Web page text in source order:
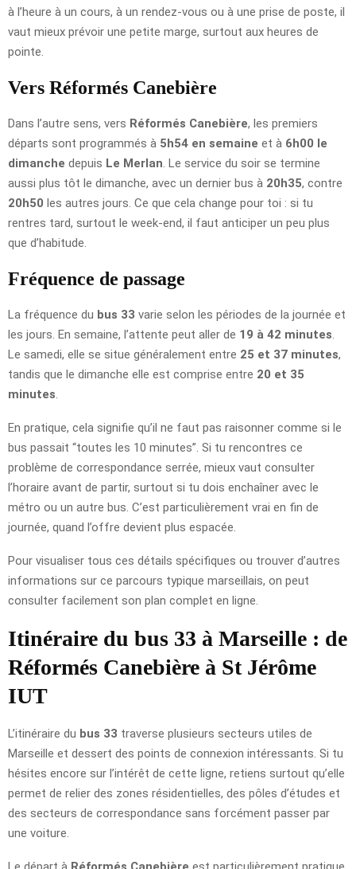
à l’heure à un cours, à un rendez-vous ou à une prise de poste, il
vaut mieux prévoir une petite marge, surtout aux heures de
pointe.
Vers Réformés Canebière
Dans l’autre sens, vers Réformés Canebière, les premiers
départs sont programmés à 5h54 en semaine et à 6h00 le
dimanche depuis Le Merlan . Le service du soir se termine
aussi plus tôt le dimanche, avec un dernier bus à 20h35, contre
20h50 les autres jours. Ce que cela change pour toi : si tu
rentres tard, surtout le week-end, il faut anticiper un peu plus
que d’habitude.
Fréquence de passage
La fréquence du bus 33 varie selon les périodes de la journée et
les jours. En semaine, l’attente peut aller de 19 à 42 minutes
Le samedi, elle se situe généralement entre 25 et 37 minutes,
tandis que le dimanche elle est comprise entre 20 et 35
minutes
En pratique, cela signifie qu’il ne faut pas raisonner comme si le
bus passait “toutes les 10 minutes”. Si tu rencontres ce
problème de correspondance serrée, mieux vaut consulter
l’horaire avant de partir, surtout si tu dois enchaîner avec le
métro ou un autre bus. C’est particulièrement vrai en fin de
journée, quand l’offre devient plus espacée.
Pour visualiser tous ces détails spécifiques ou trouver d’autres
informations sur ce parcours typique marseillais, on peut
consulter facilement son plan complet en ligne.
Itinéraire du bus 33 à Marseille : de
Réformés Canebière à St Jérôme
IUT
L’itinéraire du bus 33 traverse plusieurs secteurs utiles de
Marseille et dessert des points de connexion intéressants. Si tu
hésites encore sur l’intérêt de cette ligne, retiens surtout qu’elle
permet de relier des zones résidentielles, des pôles d’études et
des secteurs de correspondance sans forcément passer par
une voiture.